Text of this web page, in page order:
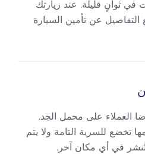
ثوانٍ قليلة. عند زيارتك
عن تأمين السيارة
العملاء على محمل الجد.
تخضع للسرية التامة ولا يتم
في أي مكان آخر.